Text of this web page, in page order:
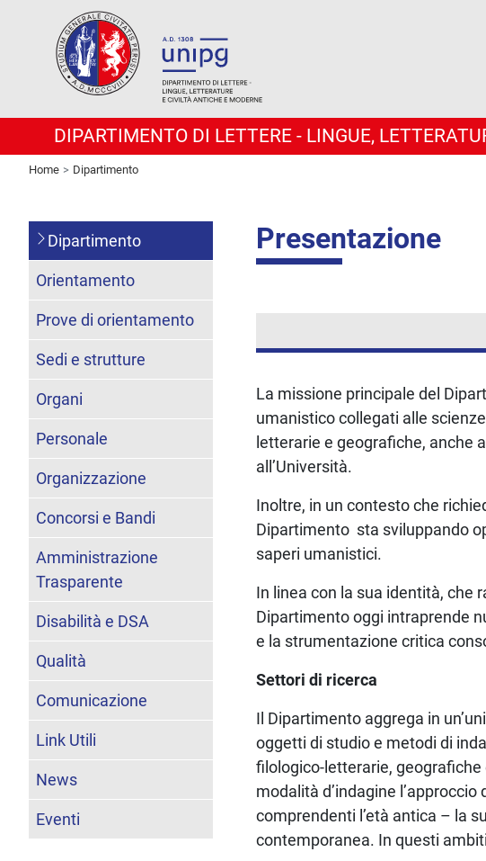
DIPARTIMENTO DI LETTERE - LINGUE,
Home Dipartimento
Presentazione
La missione principale del
umanistico collegati alle
letterarie e geografiche, anche
all’Università.
Inoltre, in un contesto che
Dipartimento sta sviluppando
saperi umanistici.
In linea con la sua identità, che
Dipartimento oggi intraprende
e la strumentazione critica
Settori di ricerca
Il Dipartimento aggrega in
oggetti di studio e metodi di
filologico-letterarie,
modalità d’indagine
comprendenti l’età antica – la
contemporanea. In questi
Dipartimento
Orientamento
Prove di orientamento
Sedi e strutture
Organi
Personale
Organizzazione
Concorsi e Bandi
Amministrazione
Trasparente
Disabilità e DSA
Qualità
Comunicazione
Link Utili
News
Eventi